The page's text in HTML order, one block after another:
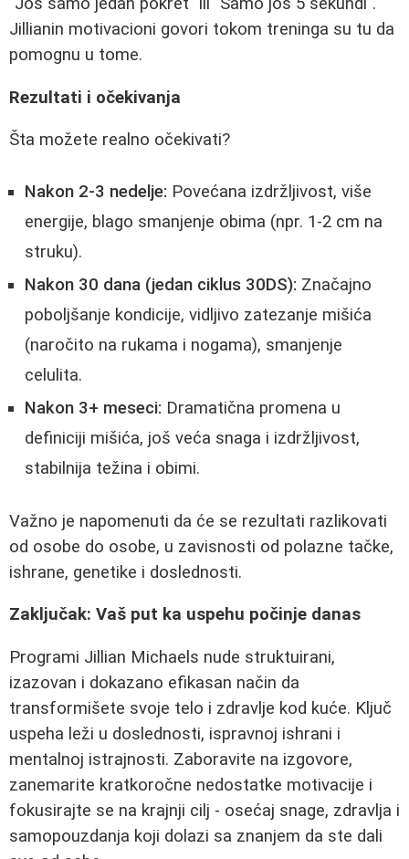
Jillianin motivacioni govori tokom treninga su tu da
pomognu u tome.
Rezultati i očekivanja
Šta možete realno očekivati?
Nakon 2-3 nedelje: Povećana izdržljivost, više
energije, blago smanjenje obima (npr. 1-2 cm na
struku).
Nakon 30 dana (jedan ciklus 30DS): Značajno
poboljšanje kondicije, vidljivo zatezanje mišića
(naročito na rukama i nogama), smanjenje
celulita.
Nakon 3+ meseci: Dramatična promena u
definiciji mišića, još veća snaga i izdržljivost,
stabilnija težina i obimi.
Važno je napomenuti da će se rezultati razlikovati
od osobe do osobe, u zavisnosti od polazne tačke,
ishrane, genetike i doslednosti.
Zaključak: Vaš put ka uspehu počinje danas
Programi Jillian Michaels nude struktuirani,
izazovan i dokazano efikasan način da
transformišete svoje telo i zdravlje kod kuće. Ključ
uspeha leži u doslednosti, ispravnoj ishrani i
mentalnoj istrajnosti. Zaboravite na izgovore,
zanemarite kratkoročne nedostatke motivacije i
fokusirajte se na krajnji cilj - osećaj snage, zdravlja i
samopouzdanja koji dolazi sa znanjem da ste dali